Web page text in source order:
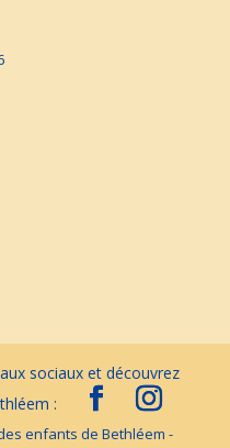
enfants de Bethléem -